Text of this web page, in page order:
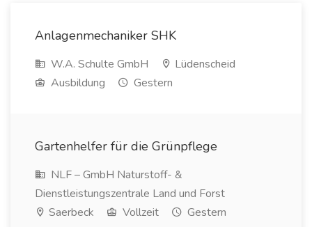
Anlagenmechaniker SHK
W.A. Schulte GmbH
Lüdenscheid
Ausbildung
Gestern
Gartenhelfer für die Grünpflege
NLF – GmbH Naturstoff- &
Dienstleistungszentrale Land und Forst
Saerbeck
Vollzeit Gestern